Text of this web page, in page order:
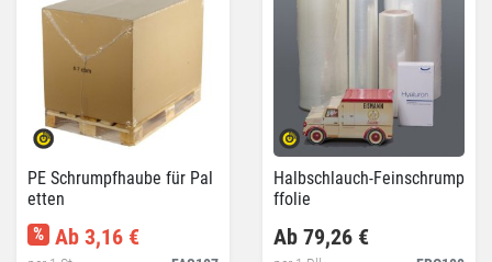
PE Schrumpfhaube für Pal
etten
% Ab 3,16 €
Halbschlauch-Feinschrump
ffolie
Ab 79,26 €